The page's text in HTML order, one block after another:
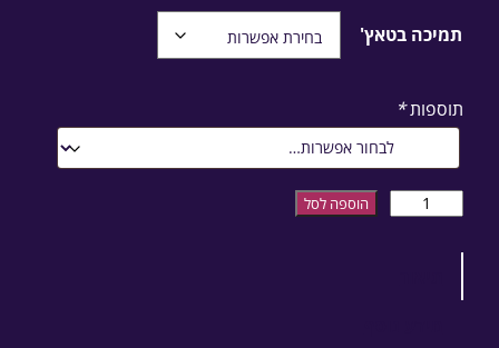
תמיכה בטאץ'
תוספות*
כמות של מסך LCD מקצועי פנימיהוספה לסל